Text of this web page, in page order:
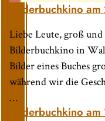
Bilderbuchkino
Liebe Leute, groß
Bilderbuchkino in
Bilder eines Buches
während wir die
…
Bilderbuchkino